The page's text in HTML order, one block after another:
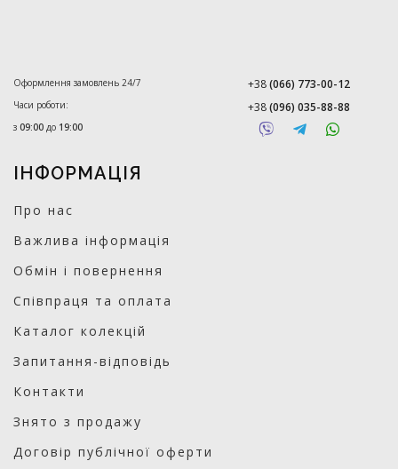
Оформлення замовлень 24/7
Часи роботи:
з 09:00 до 19:00
+38(066) 773-00-12
+38(096) 035-88-88
ІНФОРМАЦІЯ
Про нас
Важлива інформація
Обмін і повернення
Співпраця та оплата
Каталог колекцій
Запитання-відповідь
Контакти
Знято з продажу
Договір публічної оферти